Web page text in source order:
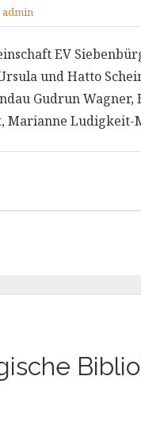
admin
EV
und Hatto
Gudrun
Marianne